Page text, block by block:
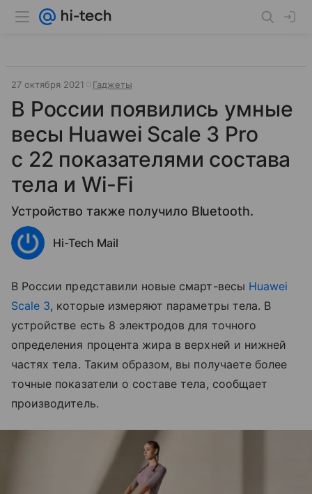
27 октября 2021 Гаджеты
В России появились умные
весы Huawei Scale 3 Pro
c 22 показателями состава
тела и Wi-Fi
Устройство также получило Bluetooth.
Hi-Tech Mail
В России представили новые смарт-весы Huawei
Scale 3, которые измеряют параметры тела. В
устройстве есть 8 электродов для точного
определения процента жира в верхней и нижней
частях тела. Таким образом, вы получаете более
точные показатели о составе тела, сообщает
производитель.